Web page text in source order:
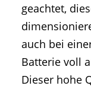
geachtet,
auch bei
Batterie voll
Dieser hohe